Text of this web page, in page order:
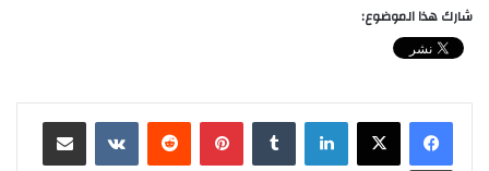
شارك هذا الموضوع:
لينكدإن بينتيريست